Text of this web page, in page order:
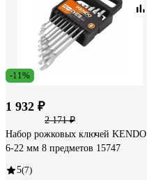
-11%
1 932 ₽
2 171 ₽
Набор рожковых ключей KENDO
6-22 мм 8 предметов 15747
5(7)